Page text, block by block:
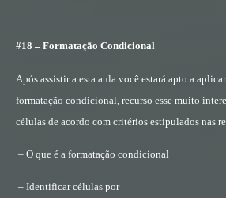
#18 – Formatação Condicional
Após assistir a esta aula você estará apto a
formatação condicional, recurso esse muito
células de acordo com critérios estipulados nas
– O que é a formatação condicional
– Identificar células por